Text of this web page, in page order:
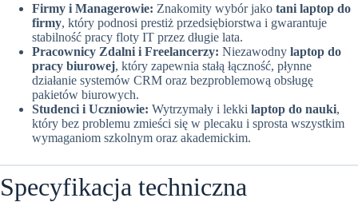
Firmy i Managerowie: Znakomity wybór jako tani laptop do
firmy, który podnosi prestiż przedsiębiorstwa i gwarantuje
stabilność pracy floty IT przez długie lata.
Pracownicy Zdalni i Freelancerzy: Niezawodny laptop do
pracy biurowej, który zapewnia stałą łączność, płynne
działanie systemów CRM oraz bezproblemową obsługę
pakietów biurowych.
Studenci i Uczniowie: Wytrzymały i lekki laptop do nauki,
który bez problemu zmieści się w plecaku i sprosta wszystkim
wymaganiom szkolnym oraz akademickim.
Specyfikacja techniczna